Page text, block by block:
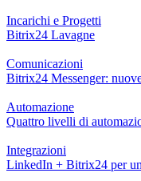
Incarichi e Progetti
Bitrix24 Lavagne
Comunicazioni
Bitrix24 Messenger:
Automazione
Quattro livelli di
Integrazioni
LinkedIn + Bitrix24 per